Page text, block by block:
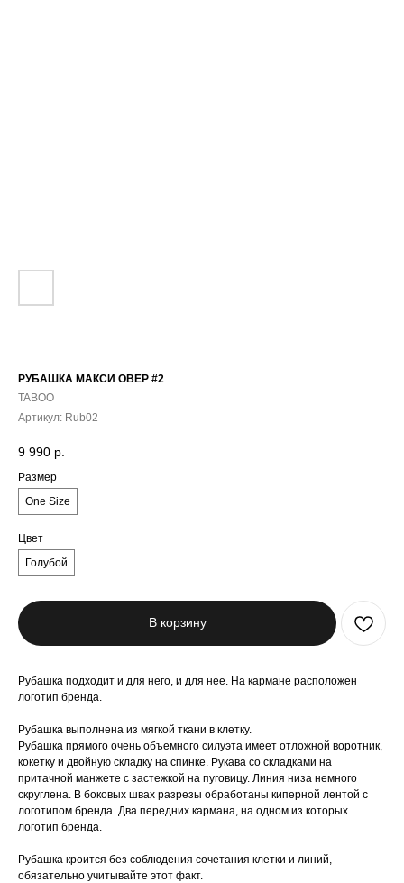
РУБАШКА МАКСИ ОВЕР #2
TABOO
Артикул: Rub02
9 990 р.
Размер
One Size
Цвет
Голубой
В корзину
Рубашка подходит и для него, и для нее. На кармане расположен
логотип бренда.
Рубашка выполнена из мягкой ткани в клетку.
Рубашка прямого очень объемного силуэта имеет отложной воротник,
кокетку и двойную складку на спинке. Рукава со складками на
притачной манжете с застежкой на пуговицу. Линия низа немного
скруглена. В боковых швах разрезы обработаны киперной лентой с
логотипом бренда. Два передних кармана, на одном из которых
логотип бренда.
Рубашка кроится без соблюдения сочетания клетки и линий,
обязательно учитывайте этот факт.